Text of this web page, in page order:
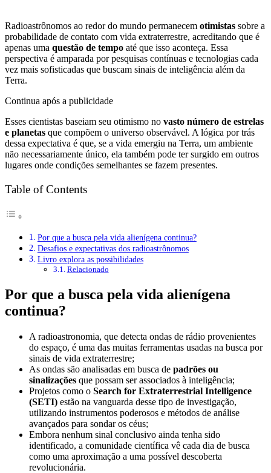
Radioastrônomos ao redor do mundo permanecem otimistas sobre a
probabilidade de contato com vida extraterrestre, acreditando que é
apenas uma questão de tempo até que isso aconteça. Essa
perspectiva é amparada por pesquisas contínuas e tecnologias cada
vez mais sofisticadas que buscam sinais de inteligência além da
Terra.
Continua após a publicidade
Esses cientistas baseiam seu otimismo no vasto número de estrelas
e planetas que compõem o universo observável. A lógica por trás
dessa expectativa é que, se a vida emergiu na Terra, um ambiente
não necessariamente único, ela também pode ter surgido em outros
lugares onde condições semelhantes se fazem presentes.
Table of Contents
Por que a busca pela vida alienígena continua?
Desafios e expectativas dos radioastrônomos
Livro explora as possibilidades
Relacionado
Por que a busca pela vida alienígena
continua?
A radioastronomia, que detecta ondas de rádio provenientes
do espaço, é uma das muitas ferramentas usadas na busca por
sinais de vida extraterrestre;
As ondas são analisadas em busca de padrões ou
sinalizações que possam ser associados à inteligência;
Projetos como o Search for Extraterrestrial Intelligence
(SETI) estão na vanguarda desse tipo de investigação,
utilizando instrumentos poderosos e métodos de análise
avançados para sondar os céus;
Embora nenhum sinal conclusivo ainda tenha sido
identificado, a comunidade científica vê cada dia de busca
como uma aproximação a uma possível descoberta
revolucionária.